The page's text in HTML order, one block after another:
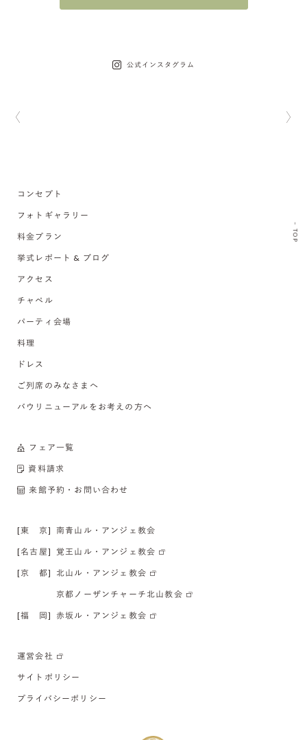
公式インスタグラム
TOP
コンセプト
フォトギャラリー
料金プラン
挙式レポート & ブログ
アクセス
チャペル
パーティ会場
料理
ドレス
ご列席のみなさまへ
バウリニューアルをお考えの方へ
フェア一覧
資料請求
来館予約・お問い合わせ
[東 京] 南青山ル・アンジェ教会
[名古屋] 覚王山ル・アンジェ教会
[京 都] 北山ル・アンジェ教会
京都ノーザンチャーチ北山教会
[福 岡] 赤坂ル・アンジェ教会
運営会社
サイトポリシー
プライバシーポリシー